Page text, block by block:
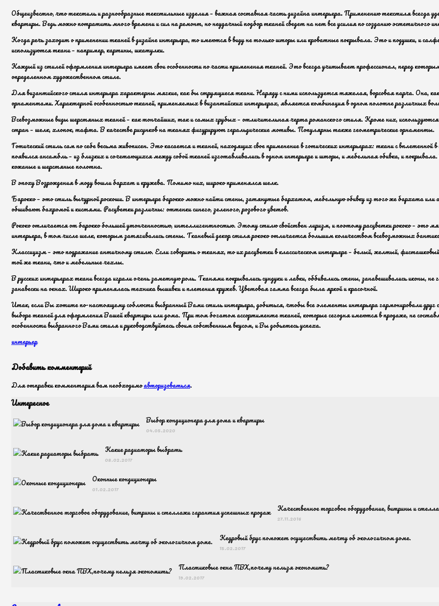
Общеизвестно, что текстиль и разнообразные текстильные изделия – важная составная часть дизайна интерьера.Применению текстиля всегда
квартиры. Ведь можно потратить много времени и сил на ремонт, но неудачный подбор тканей сведет на нет все усилия по созданию эстетичного
Когда речь заходит о применении тканей в дизайне интерьера, то имеются в виду не только шторы или кроватные покрывала. Это и подушки, и
используются ткани – например, картины, шкатулки.
Каждый из стилей оформления интерьера имеет свои особенности по части применения тканей. Это всегда учитывает профессионал, перед
определенном художественном стиле.
Для византийского стиля интерьера характерны мягкие, как бы струящиеся ткани. Наряду с ними используется тяжелая, ворсовая парча. Она,
орнаментами. Характерной особенностью тканей, применяемых в византийских интерьерах, является комбинация в одном полотне различных
Всевозможные виды шерстяных тканей – как тончайших, так и самых грубых – отличительная черта романского стиля. Кроме них, используются
стран – шелк, хлопок, тафта. В качестве рисунков на тканях фигурируют геральдические мотивы. Популярны также геометрические орнаменты.
Готический стиль сам по себе весьма живописен. Это касается и тканей, находящих свое применение в готических интерьерах: ткани с
появился ансамбль – из близких и сочетающихся между собой тканей изготавливались в одном интерьере и шторы, и мебельная обивка, и
кожаные и шерстяные полотна.
В эпоху Возрождения в моду вошли бархат и кружева. Помимо них, широко применялся шелк.
Барокко – это стиль вычурной роскоши. В интерьере барокко можно найти стены, затянутые бархатом, мебельную обивку из того же бархата
обшивают бахромой и кистями. Расцветки различны: оттенки синего, зеленого, розового цветов.
Рококо отличается от барокко большей утонченностью, интеллигентностью. Этому стилю свойствен лиризм, и поэтому расцветки рококо –
интерьера, в том числе шелк, которым затягивались стены. Тканевый декор стиля рококо отличается большим количеством всевозможных
Классицизм – это подражание античному стилю. Если говорить о тканях, то их расцветки в классическом интерьере – белый, желтый,
той же ткани, что и мебельные чехлы.
В русских интерьерах ткани всегда играли очень заметную роль. Тканями покрывались сундуки и лавки, оббивались стены, занавешивались
занавески на окнах. Широко применялась техника вышивки и плетения кружев. Цветовая гамма всегда была яркой и красочной.
Итак, если Вы хотите по-настоящему соблюсти выбранный Вами стиль интерьера, добиться, чтобы все элементы интерьера гармонировали друг
выборе тканей для оформления Вашей квартиры или дома. При том богатом ассортименте тканей, которые сегодня имеются в продаже, не
особенности выбранного Вами стиля и руководствуйтесь своим собственным вкусом, и Вы добьетесь успеха.
интерьер
Добавить комментарий
Для отправки комментария вам необходимоавторизоваться.
Интересное
Выбор кондиционера для дома и квартиры
04.05.2020
Какие радиаторы выбрать
08.02.2017
Оконные кондиционеры
01.02.2017
Качественное торговое оборудование, витрины и
27.11.2016
Кедровый брус поможет осуществить мечту об экологичном доме.
15.02.2017
Пластиковые окна ПВХ,почему нельзя экономить?
19.02.2017